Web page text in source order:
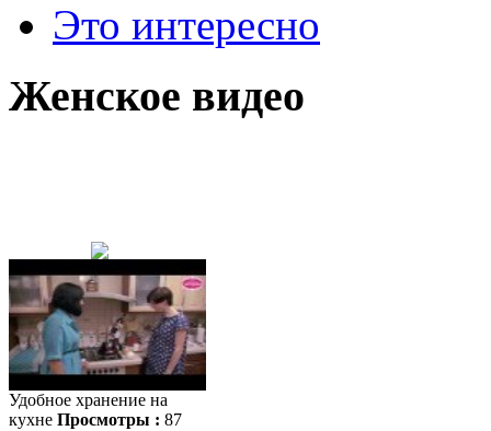
Это интересно
Женское видео
Удобное хранение на
кухне Просмотры : 87